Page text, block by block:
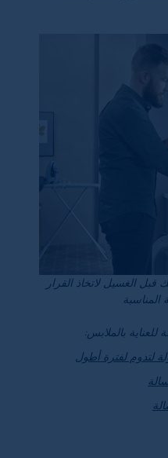
الغسيل لاتخاذ القرار
المناسبة
بالملابس:
لتدوم لفترة أطول